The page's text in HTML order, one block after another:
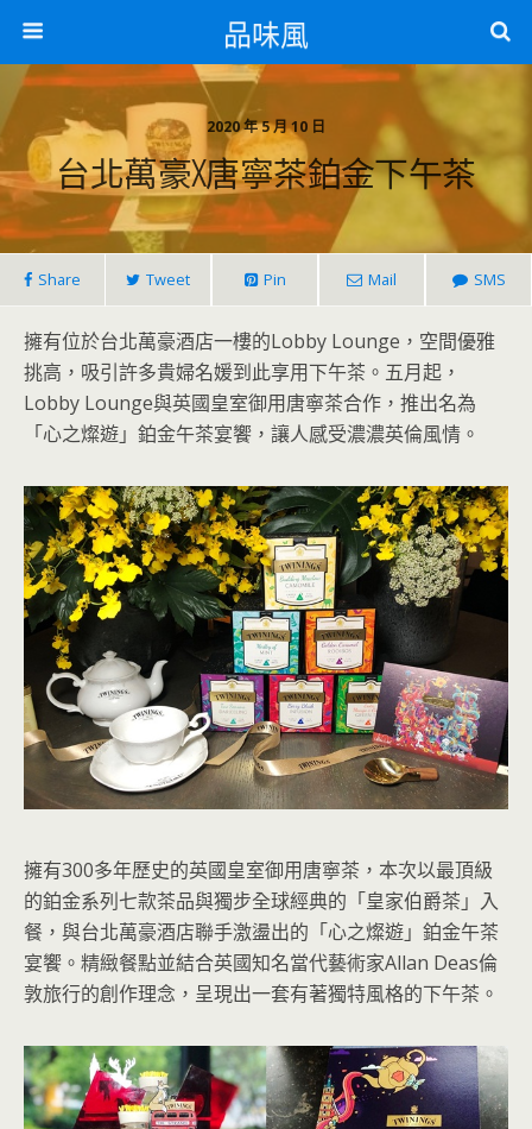
品味風
2020 年 5 月 10 日
台北萬豪X唐寧茶鉑金下午茶
Share Tweet Pin Mail SMS
擁有位於台北萬豪酒店一樓的Lobby Lounge，空間優雅
挑高，吸引許多貴婦名媛到此享用下午茶。五月起，
Lobby Lounge與英國皇室御用唐寧茶合作，推出名為
「心之燦遊」鉑金午茶宴饗，讓人感受濃濃英倫風情。
擁有300多年歷史的英國皇室御用唐寧茶，本次以最頂級
的鉑金系列七款茶品與獨步全球經典的「皇家伯爵茶」入
餐，與台北萬豪酒店聯手激盪出的「心之燦遊」鉑金午茶
宴饗。精緻餐點並結合英國知名當代藝術家Allan Deas倫
敦旅行的創作理念，呈現出一套有著獨特風格的下午茶。